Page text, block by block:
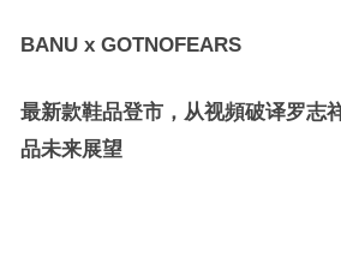
BANU x GOTNOFEARS
最新款鞋品登市，从视頻破译罗志
品未来展望